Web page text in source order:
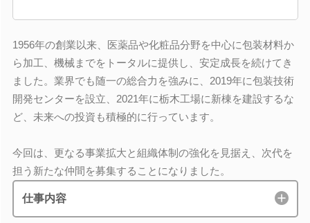
1956年の創業以来、医薬品や化粧品分野を中心に包装材料か
ら加工、機械までをトータルに提供し、安定成長を続けてき
ました。業界でも随一の総合力を強みに、2019年に包装技術
開発センターを設立、2021年に栃木工場に新棟を建設するな
ど、未来への投資も積極的に行っています。
今回は、更なる事業拡大と組織体制の強化を見据え、次代を
担う新たな仲間を募集することになりました。
仕事内容